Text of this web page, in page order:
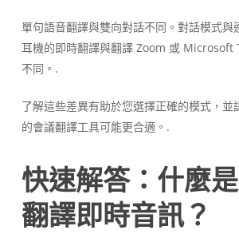
單句語音翻譯與雙向對話不同。對話模式與
耳機的即時翻譯與翻譯 Zoom 或 Microsoft
不同。.
了解這些差異有助於您選擇正確的模式，並
的會議翻譯工具可能更合適。.
快速解答：什麼
翻譯即時音訊？